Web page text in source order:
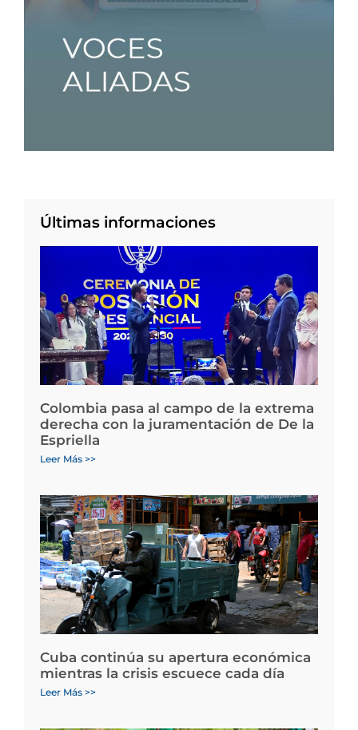
Últimas informaciones
Colombia pasa al campo de la extrema
derecha con la juramentación de De la
Espriella
Leer Más >>
Cuba continúa su apertura económica
mientras la crisis escuece cada día
Leer Más >>